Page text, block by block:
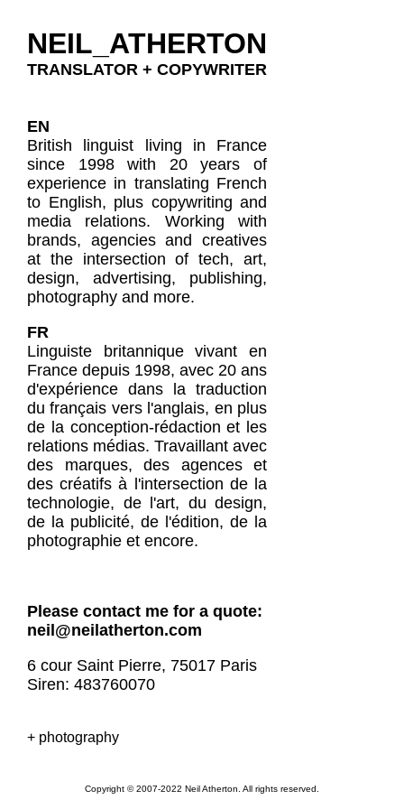
NEIL_ATHERTON
TRANSLATOR + COPYWRITER
EN
British linguist living in France
since 1998 with 20 years of
experience in translating French
to English, plus copywriting and
media relations. Working with
brands, agencies and creatives
at the intersection of tech, art,
design, advertising, publishing,
photography and more.
FR
Linguiste britannique vivant en
France depuis 1998, avec 20 ans
d'expérience dans la traduction
du français vers l'anglais, en plus
de la conception-rédaction et les
relations médias. Travaillant avec
des marques, des agences et
des créatifs à l'intersection de la
technologie, de l'art, du design,
de la publicité, de l'édition, de la
photographie et encore.
Please contact me for a quote:
neil@neilatherton.com
6 cour Saint Pierre, 75017 Paris
Siren: 483760070
+ photography
Copyright © 2007-2022 Neil Atherton. All rights reserved.